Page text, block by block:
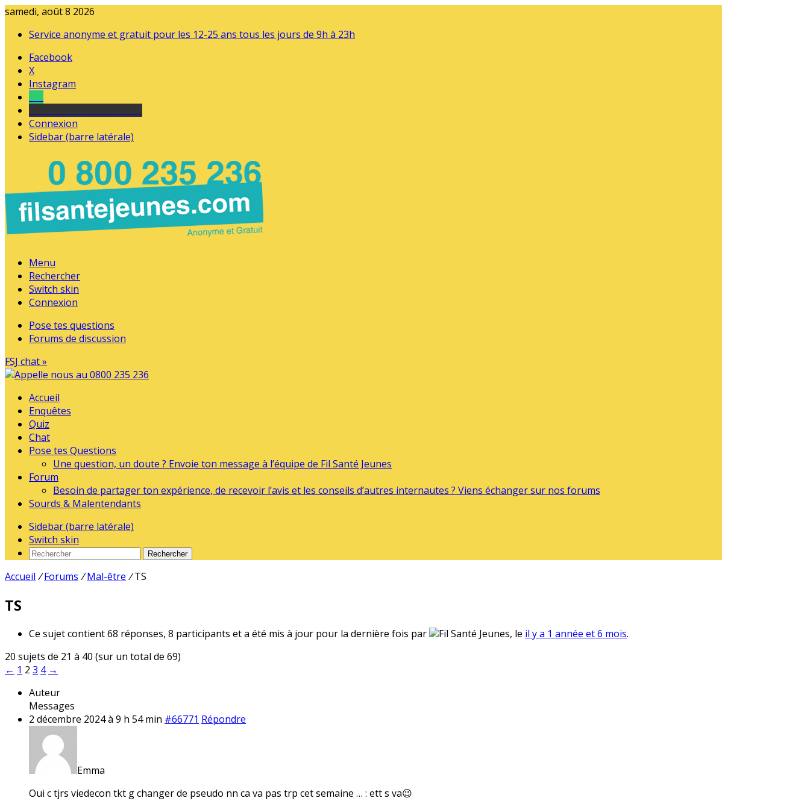
samedi, août 8 2026
Service anonyme et gratuit pour les 12-25 ans tous les jours de 9h à 23h
Facebook
X
Instagram
Connexion
Sidebar (barre latérale)
Menu
Rechercher
Switch skin
Connexion
Pose tes questions
Forums de discussion
FSJ chat »
Accueil
Enquêtes
Quiz
Chat
Pose tes Questions
Une question, un doute ? Envoie ton message à l’équipe de Fil Santé Jeunes
Forum
Besoin de partager ton expérience, de recevoir l’avis et les conseils d’autres internautes ? Viens échanger sur nos forums
Sourds & Malentendants
Sidebar (barre latérale)
Switch skin
Rechercher
Accueil / Forums / Mal-être / TS
TS
Ce sujet contient 68 réponses, 8 participants et a été mis à jour pour la dernière fois par Fil Santé Jeunes, le il y a 1 année et 6 mois.
20 sujets de 21 à 40 (sur un total de 69)
← 1 2 3 4 →
Auteur
Messages
2 décembre 2024 à 9 h 54 min #66771 Répondre
Emma
Oui c tjrs viedecon tkt g changer de pseudo nn ca va pas trp cet semaine … : ett s va😉